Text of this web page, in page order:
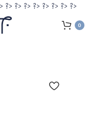
?> ?> ?> ?> ?> ?> ?> ?>
0